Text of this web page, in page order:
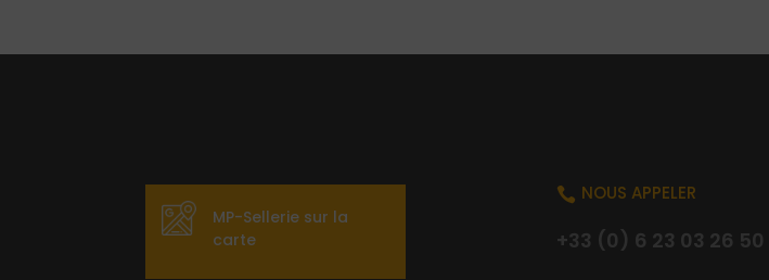
MP-Sellerie sur la
carte
 NOUS APPELER
+33 (0) 6 23 03 26 50